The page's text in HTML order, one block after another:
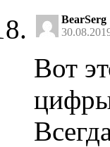
BearSerg
Вот
цифры